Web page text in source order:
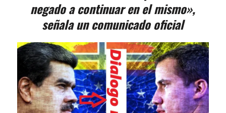
negado a continuar en el mismo»,
señala un comunicado oficial